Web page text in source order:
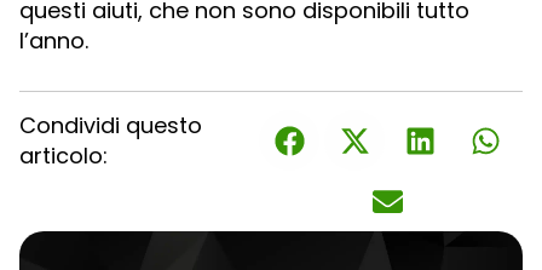
questi aiuti, che non sono disponibili tutto
l’anno.
Condividi questo
articolo: